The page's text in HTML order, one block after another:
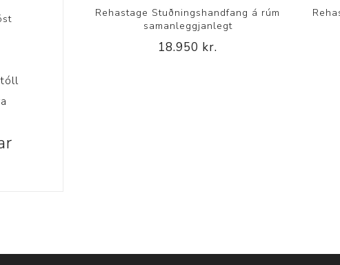
Rehastage Stuðningshandfang á rúm
samanleggjanlegt
18.950 kr.